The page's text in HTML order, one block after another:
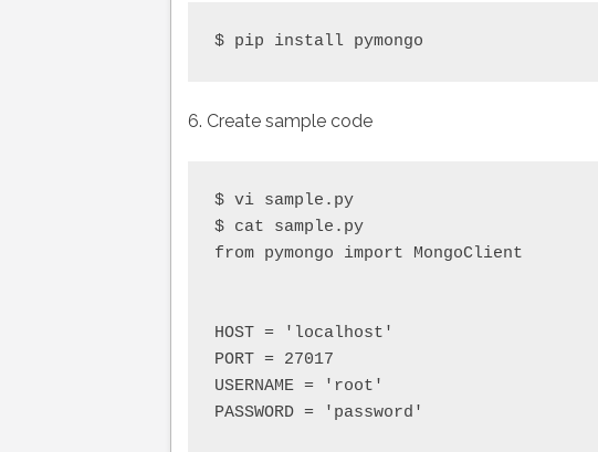
6. Create sample code
$ vi sample.py
$ cat sample.py
from pymongo import MongoClient
HOST = 'localhost'
PORT = 27017
USERNAME = 'root'
PASSWORD = 'password'